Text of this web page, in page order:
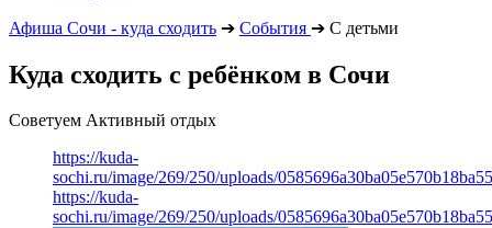
Афиша Сочи - куда сходить ➔ События ➔ С детьми
Куда сходить с ребёнком в Сочи
Советуем Активный отдых
https://kuda-
sochi.ru/image/269/250/uploads/
https://kuda-
sochi.ru/image/269/250/uploads/